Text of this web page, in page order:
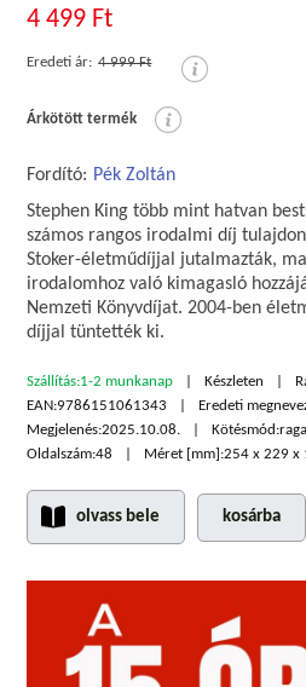
4 499 Ft
Eredeti ár: 4 999 Ft
Árkötött termék
Fordító: Pék Zoltán
Stephen King több mint hatvan
számos rangos irodalmi díj
Stoker-életműdíjjal jutalmazták,
irodalomhoz való kimagasló
Nemzeti Könyvdíjat. 2004-ben
díjjal tüntették ki.
Szállítás:1-2 munkanap Készleten
EAN:9786151061343 Eredeti
Megjelenés:2025.10.08. Kötésmód:
Oldalszám:48 Méret [mm]:254 x 229 x
olvass bele kosárba